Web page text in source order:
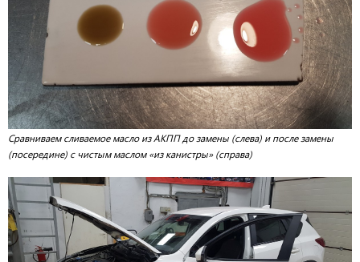
Сравниваем сливаемое масло из АКПП до замены (слева) и после замены
(посередине) с чистым маслом «из канистры» (справа)